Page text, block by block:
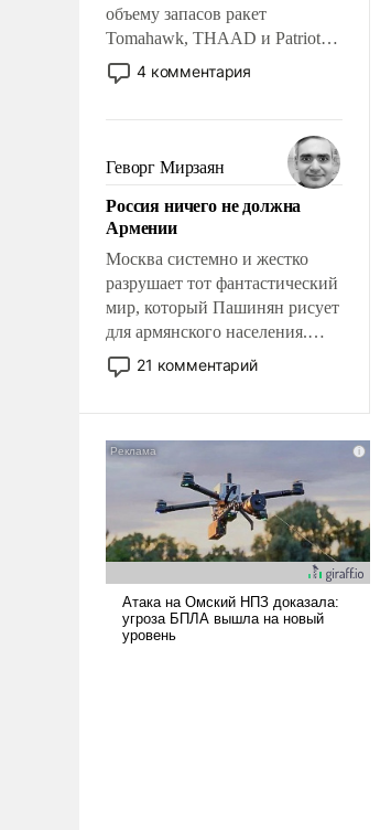
объему запасов ракет
Tomahawk, THAAD и Patriot
США потребуется более трех
лет. Даже небольшая война с
Сложившаяся ситуация
означает многолетний период
уязвимости США, например,
перед Китаем.
4 комментария
Геворг Мирзаян
Россия ничего не должна
Армении
Москва системно и жестко
разрушает тот фантастический
мир, который Пашинян рисует
для армянского населения.
Мир, где политические
прожекты будут безусловно
налогоплательщиков и где
Еревану за свои поступки не
нужно отвечать.
21 комментарий